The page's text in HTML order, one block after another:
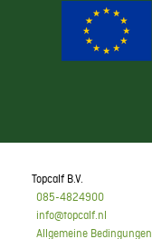
Topcalf B.V.
085-4824900
info@topcalf.nl
Allgemeine Bedingungen